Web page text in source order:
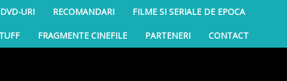
URI RECOMANDARI FILME SI SERIALE DE EPOCA
FRAGMENTE CINEFILE PARTENERI CONTACT